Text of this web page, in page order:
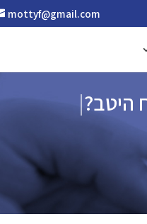
mottyf@gmail.com
היטב?|